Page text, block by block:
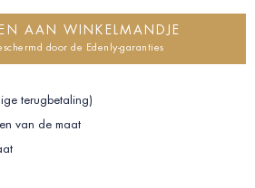
AAN WINKELMANDJE
door de Edenly-garanties
terugbetaling)
van de maat